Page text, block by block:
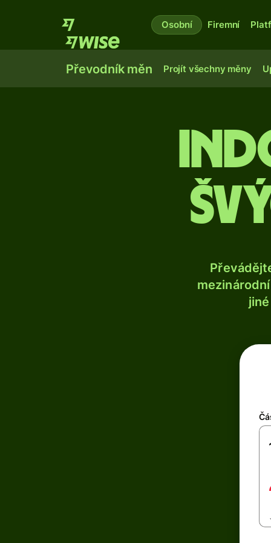
Osobní Firemní
Převodník měn Projít všechny měny